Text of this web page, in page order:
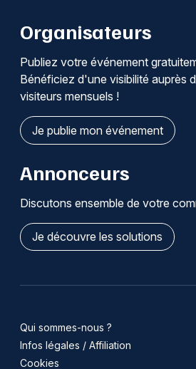
Organisateurs
Publiez votre événement
Bénéficiez d'une visibilité auprès
visiteurs mensuels !
Je publie mon événement
Annonceurs
Discutons ensemble de votre
Je découvre les solutions
Qui sommes-nous ?
Infos légales / Affiliation
Cookies